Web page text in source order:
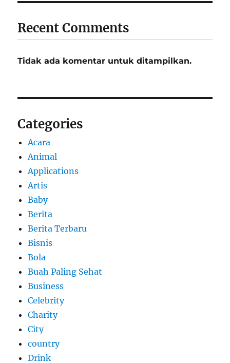
Recent Comments
Tidak ada komentar untuk ditampilkan.
Categories
Acara
Animal
Applications
Artis
Baby
Berita
Berita Terbaru
Bisnis
Bola
Buah Paling Sehat
Business
Celebrity
Charity
City
country
Drink